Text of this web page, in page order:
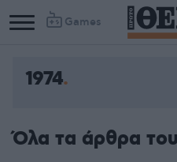
Games
1974
Όλα τα άρθρα